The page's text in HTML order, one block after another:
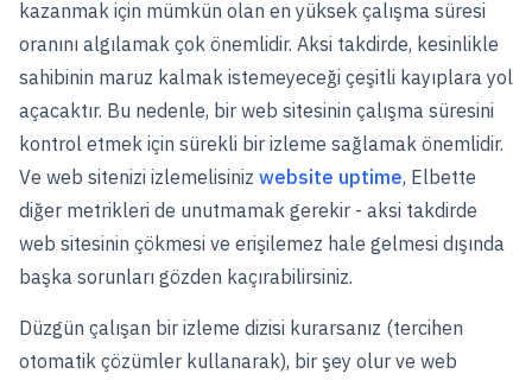
kazanmak için mümkün olan en yüksek çalışma süresi
oranını algılamak çok önemlidir. Aksi takdirde, kesinlikle
sahibinin maruz kalmak istemeyeceği çeşitli kayıplara yol
açacaktır. Bu nedenle, bir web sitesinin çalışma süresini
kontrol etmek için sürekli bir izleme sağlamak önemlidir.
Ve web sitenizi izlemelisiniz website uptime, Elbette
diğer metrikleri de unutmamak gerekir - aksi takdirde
web sitesinin çökmesi ve erişilemez hale gelmesi dışında
başka sorunları gözden kaçırabilirsiniz.
Düzgün çalışan bir izleme dizisi kurarsanız (tercihen
otomatik çözümler kullanarak), bir şey olur ve web